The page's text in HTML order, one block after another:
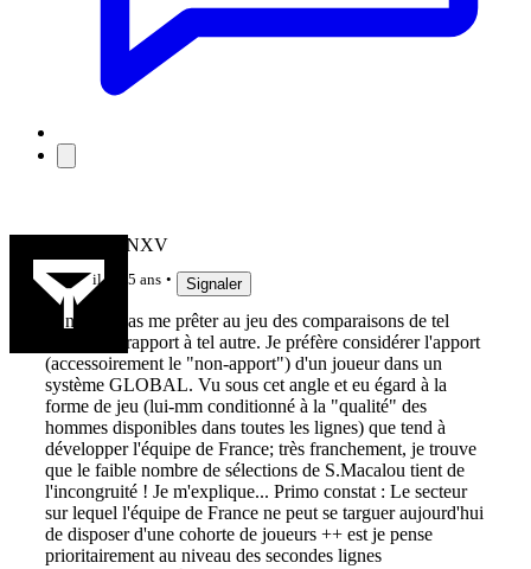
MARCFANXV
il y a 5 ans Signaler
Je n'aime pas me prêter au jeu des comparaisons de tel
joueur par rapport à tel autre. Je préfère considérer l'apport
(accessoirement le "non-apport") d'un joueur dans un
système GLOBAL. Vu sous cet angle et eu égard à la
forme de jeu (lui-mm conditionné à la "qualité" des
hommes disponibles dans toutes les lignes) que tend à
développer l'équipe de France; très franchement, je trouve
que le faible nombre de sélections de S.Macalou tient de
l'incongruité ! Je m'explique... Primo constat : Le secteur
sur lequel l'équipe de France ne peut se targuer aujourd'hui
de disposer d'une cohorte de joueurs ++ est je pense
prioritairement au niveau des secondes lignes